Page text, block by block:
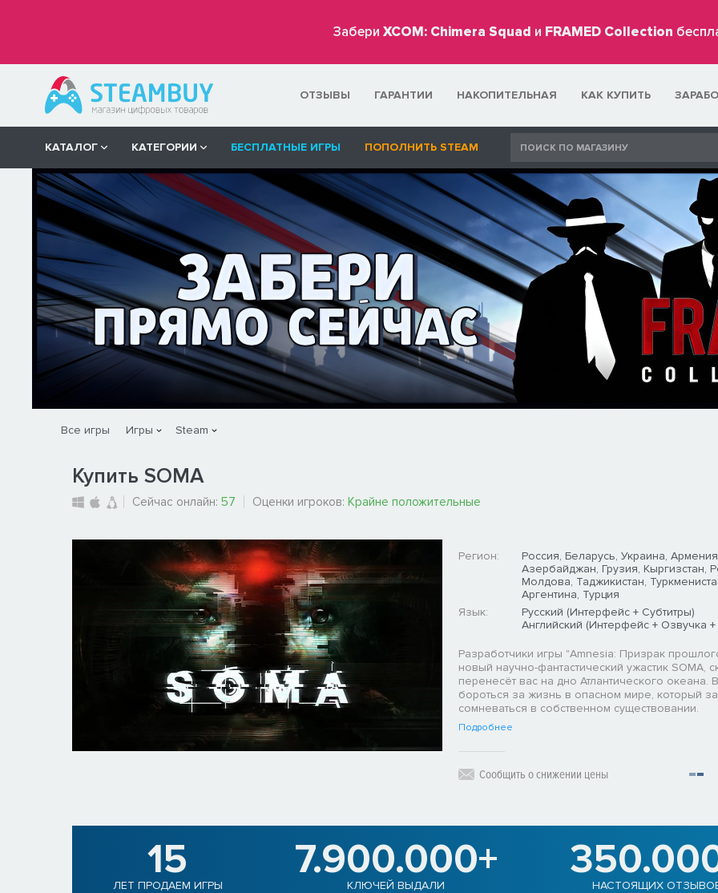
Забери XCOM: Chimera Squad и FRAMED Collection
ОТЗЫВЫ ГАРАНТИИ НАКОПИТЕЛЬНАЯ КАК КУПИТЬ
КАТАЛОГ КАТЕГОРИИ БЕСПЛАТНЫЕ ИГРЫ ПОПОЛНИТЬ STEAM
Все игры Игры Steam
Купить SOMA
Сейчас онлайн: 57 Оценки игроков: Крайне положительные
Регион:
Россия, Беларусь, Украина,
Азербайджан, Грузия, Кыргизстан,
Молдова, Таджикистан,
Аргентина, Турция
Язык:
Русский (Интерфейс + Субтитры)
Английский (Интерфейс + Озвучка +
Разработчики игры "Amnesia: Призрак
новый научно-фантастический ужастик SOMA,
перенесёт вас на дно Атлантического океана.
бороться за жизнь в опасном мире, который
сомневаться в собственном существовании.
Подробнее
Сообщить о снижении цены
15
ЛЕТ ПРОДАЕМ ИГРЫ
7.900.000+
КЛЮЧЕЙ ВЫДАЛИ НАСТОЯЩИХ